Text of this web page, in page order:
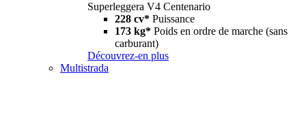
Superleggera V4 Centenario
228 cv* Puissance
173 kg* Poids en ordre de marche (sans
carburant)
Découvrez-en plus
Multistrada